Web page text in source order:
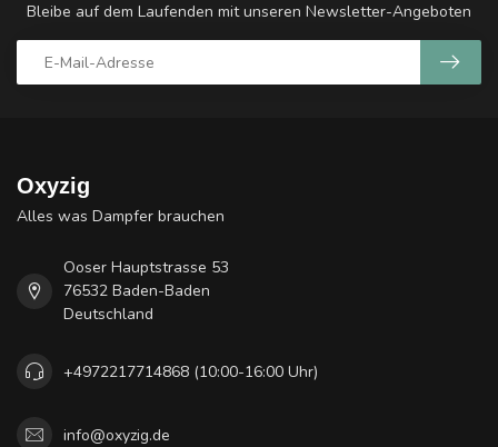
Bleibe auf dem Laufenden mit unseren Newsletter-Angeboten
Oxyzig
Alles was Dampfer brauchen
Ooser Hauptstrasse 53
76532 Baden-Baden
Deutschland
+4972217714868 (10:00-16:00 Uhr)
info@oxyzig.de